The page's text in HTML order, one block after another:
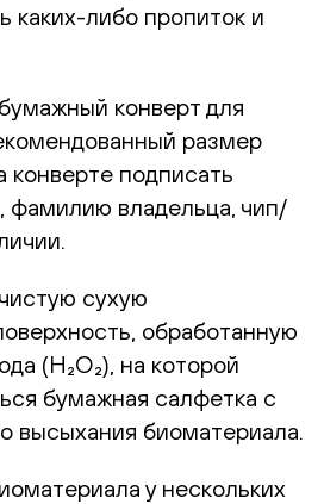
каких-либо пропиток и
конверт для
размер
конверте подписать
фамилию владельца, чип/
сухую
обработанную
(H₂O₂), на которой
бумажная салфетка с
высыхания биоматериала.
у нескольких